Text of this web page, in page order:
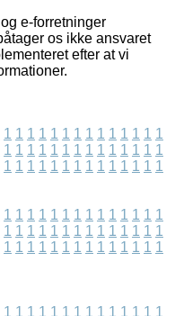
e-forretninger
os ikke ansvaret
efter at vi
1 1 1 1 1 1 1 1 1 1 1 1 1 1
1 1 1 1 1 1 1 1 1 1 1 1 1 1
1 1 1 1 1 1 1 1 1 1 1 1 1 1
1 1 1 1 1 1 1 1 1 1 1 1 1 1
1 1 1 1 1 1 1 1 1 1 1 1 1 1
1 1 1 1 1 1 1 1 1 1 1 1 1 1
1 1 1 1 1 1 1 1 1 1 1 1 1 1